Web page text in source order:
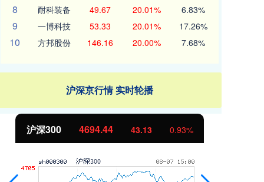
8 耐科装备 49.67 20.01% 6.83%
9 一博科技 53.33 20.01% 17.26%
10 方邦股份 146.16 20.00% 7.68%
沪深京行情 实时轮播
沪深300 4694.44 43.13 0.93%